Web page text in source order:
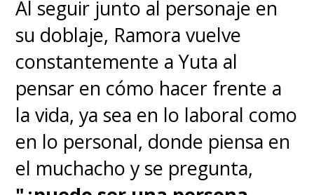
Al seguir junto al personaje en
su doblaje, Ramora vuelve
constantemente a Yuta al
pensar en cómo hacer frente a
la vida, ya sea en lo laboral como
en lo personal, donde piensa en
el muchacho y se pregunta,